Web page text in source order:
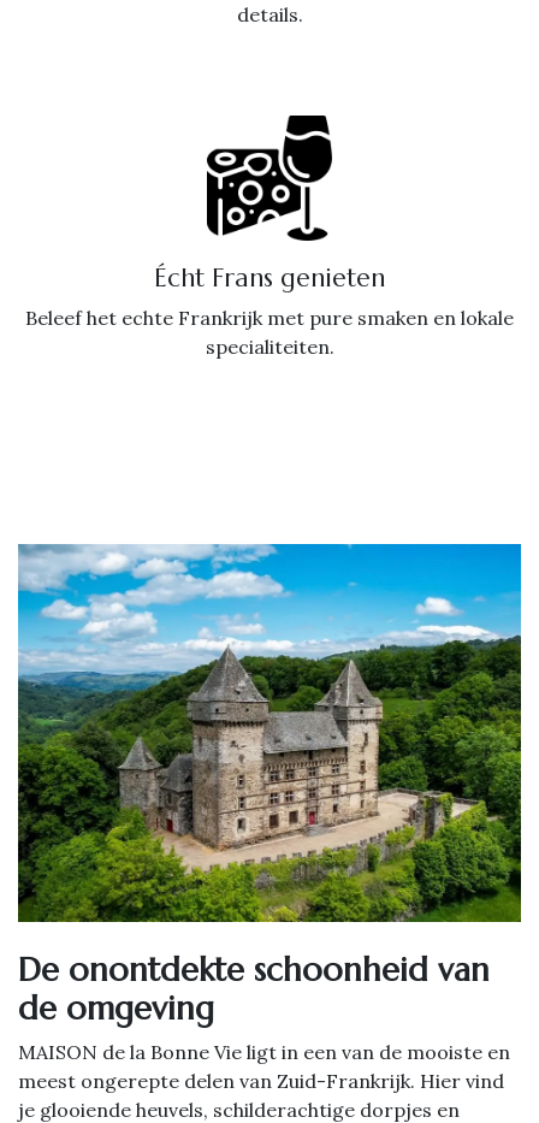
details.
Écht Frans genieten
Beleef het echte Frankrijk met pure smaken en lokale
specialiteiten.
De onontdekte schoonheid van
de omgeving
MAISON de la Bonne Vie ligt in een van de mooiste en
meest ongerepte delen van Zuid-Frankrijk. Hier vind
je glooiende heuvels, schilderachtige dorpjes en